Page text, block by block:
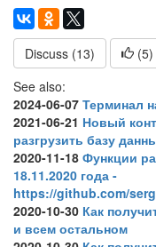
Discuss (13) (5)
See also:
2024-06-07 Терминал
2021-06-21 Новый
разгрузить базу
2020-11-18 Функции
18.11.2020 года -
https://github.com/
2020-10-30 Как
и всем остальном